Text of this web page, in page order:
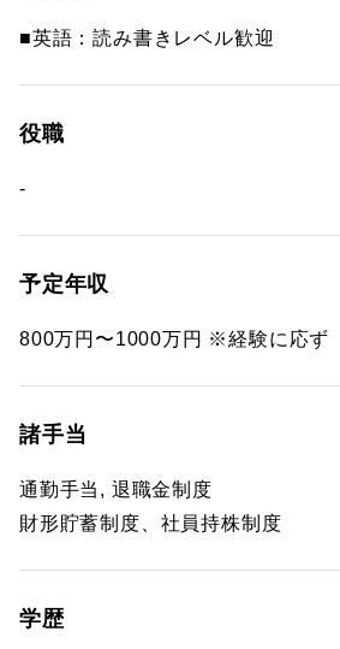
■英語：読み書きレベル歓迎
役職
-
予定年収
800万円〜1000万円 ※経験に応ず
諸手当
通勤手当, 退職金制度
財形貯蓄制度、社員持株制度
学歴